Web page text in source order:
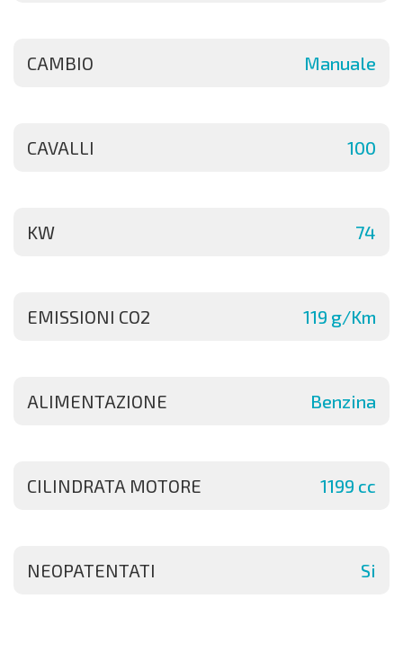
CAMBIO Manuale
CAVALLI 100
KW 74
EMISSIONI CO2 119 g/Km
ALIMENTAZIONE Benzina
CILINDRATA MOTORE 1199 cc
NEOPATENTATI Si